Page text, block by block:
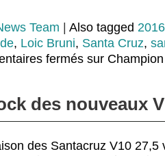
Team Also tagged 2016
, Loic Bruni, Santa Cruz,
fermés sur
des nouveaux
des Santacruz V10 27,5